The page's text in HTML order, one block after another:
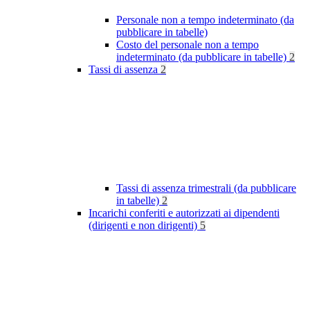
Personale non a tempo indeterminato (da
pubblicare in tabelle)
Costo del personale non a tempo
indeterminato (da pubblicare in tabelle) 2
Tassi di assenza 2
Tassi di assenza trimestrali (da pubblicare
in tabelle) 2
Incarichi conferiti e autorizzati ai dipendenti
(dirigenti e non dirigenti) 5